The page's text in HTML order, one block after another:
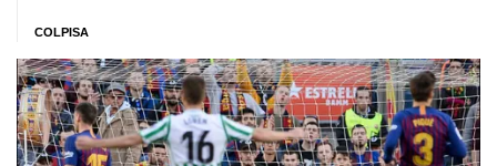
COLPISA